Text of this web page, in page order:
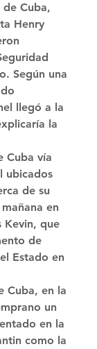
de Cuba,
Henry
Según una
llegó a la
la
Cuba vía
ubicados
de su
en
Kevin, que
de
Estado en
Cuba, en la
un
en la
como la